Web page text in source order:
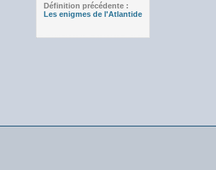
Définition précédente :
Les enigmes de l'Atlantide